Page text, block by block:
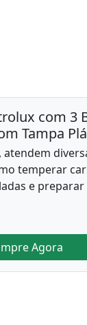
com 3
Tampa
atendem
temperar
e
Agora